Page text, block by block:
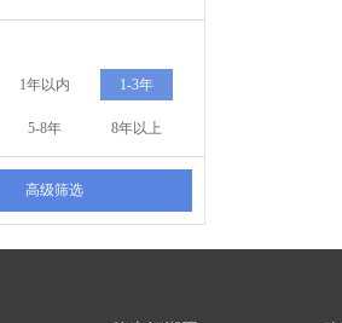
1年以内 1-3年
5-8年 8年以上
高级筛选